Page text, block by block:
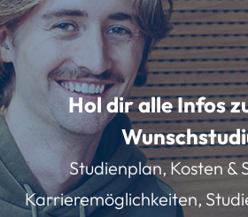
Hol dir alle Infos
Studienplan, Kosten &
Karrieremöglichkeiten,